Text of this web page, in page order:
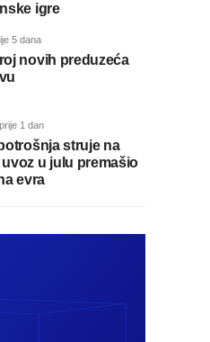
igre
5 dana
novih preduzeća
prije 1 dan
struje na
u julu premašio
evra